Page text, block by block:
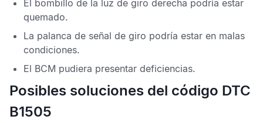
El bombillo de la luz de giro derecha podría estar
quemado.
La palanca de señal de giro podría estar en malas
condiciones.
El BCM pudiera presentar deficiencias.
Posibles soluciones del código DTC
B1505